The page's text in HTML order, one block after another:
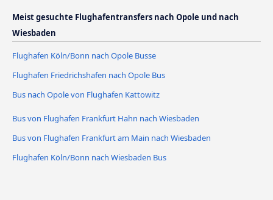
Meist gesuchte Flughafentransfers nach Opole und nach
Wiesbaden
Flughafen Köln/Bonn nach Opole Busse
Flughafen Friedrichshafen nach Opole Bus
Bus nach Opole von Flughafen Kattowitz
Bus von Flughafen Frankfurt Hahn nach Wiesbaden
Bus von Flughafen Frankfurt am Main nach Wiesbaden
Flughafen Köln/Bonn nach Wiesbaden Bus